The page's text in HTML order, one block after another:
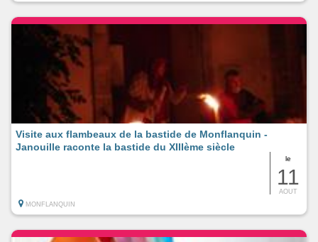
le
11
AOUT
Visite aux flambeaux de la bastide de Monflanquin -
Janouille raconte la bastide du XIIIème siècle
MONFLANQUIN